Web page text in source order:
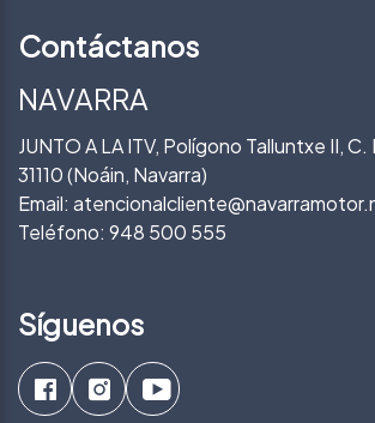
Contáctanos
NAVARRA
JUNTO A LA ITV, Polígono Talluntxe II, C.
31110 (Noáin, Navarra)
Email:
Teléfono: 948 500 555
Síguenos